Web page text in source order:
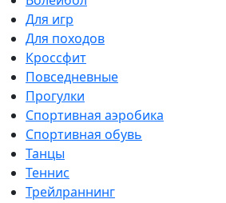
Для игр
Для походов
Кроссфит
Повседневные
Прогулки
Спортивная аэробика
Спортивная обувь
Танцы
Теннис
Трейлраннинг